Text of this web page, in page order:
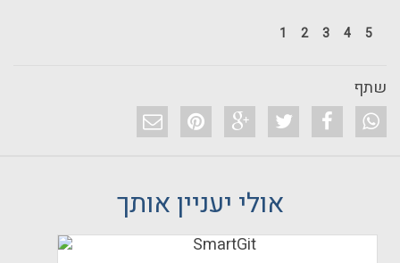
5
4
3
2
1
שתף
אולי יעניין אותך